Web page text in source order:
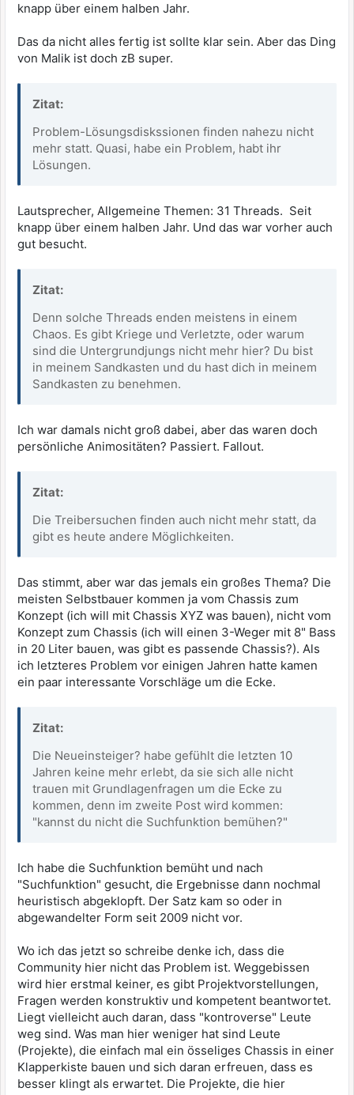
knapp über einem halben Jahr.
Das da nicht alles fertig ist sollte klar sein. Aber das Ding
von Malik ist doch zB super.
Zitat:
Problem-Lösungsdiskssionen finden nahezu nicht
mehr statt. Quasi, habe ein Problem, habt ihr
Lösungen.
Lautsprecher, Allgemeine Themen: 31 Threads. Seit
knapp über einem halben Jahr. Und das war vorher auch
gut besucht.
Zitat:
Denn solche Threads enden meistens in einem
Chaos. Es gibt Kriege und Verletzte, oder warum
sind die Untergrundjungs nicht mehr hier? Du bist
in meinem Sandkasten und du hast dich in meinem
Sandkasten zu benehmen.
Ich war damals nicht groß dabei, aber das waren doch
persönliche Animositäten? Passiert. Fallout.
Zitat:
Die Treibersuchen finden auch nicht mehr statt, da
gibt es heute andere Möglichkeiten.
Das stimmt, aber war das jemals ein großes Thema? Die
meisten Selbstbauer kommen ja vom Chassis zum
Konzept (ich will mit Chassis XYZ was bauen), nicht vom
Konzept zum Chassis (ich will einen 3-Weger mit 8" Bass
in 20 Liter bauen, was gibt es passende Chassis?). Als
ich letzteres Problem vor einigen Jahren hatte kamen
ein paar interessante Vorschläge um die Ecke.
Zitat:
Die Neueinsteiger? habe gefühlt die letzten 10
Jahren keine mehr erlebt, da sie sich alle nicht
trauen mit Grundlagenfragen um die Ecke zu
kommen, denn im zweite Post wird kommen:
"kannst du nicht die Suchfunktion bemühen?"
Ich habe die Suchfunktion bemüht und nach
"Suchfunktion" gesucht, die Ergebnisse dann nochmal
heuristisch abgeklopft. Der Satz kam so oder in
abgewandelter Form seit 2009 nicht vor.
Wo ich das jetzt so schreibe denke ich, dass die
Community hier nicht das Problem ist. Weggebissen
wird hier erstmal keiner, es gibt Projektvorstellungen,
Fragen werden konstruktiv und kompetent beantwortet.
Liegt vielleicht auch daran, dass "kontroverse" Leute
weg sind. Was man hier weniger hat sind Leute
(Projekte), die einfach mal ein össeliges Chassis in einer
Klapperkiste bauen und sich daran erfreuen, dass es
besser klingt als erwartet. Die Projekte, die hier